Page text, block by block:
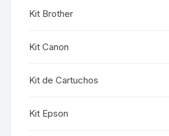
Kit Brother
Kit Canon
Kit de Cartuchos
Kit Epson